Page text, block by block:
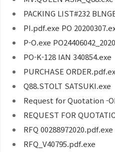
PACKING LIST#232
PI.pdf.exe PO
P-O.exe
PO-K-128 IAN 340854.exe
PURCHASE
Q88.STOLT SATSUKI.exe
Request for Quotation -
REQUEST FOR
RFQ 00288972020.pdf.exe
RFQ_V40795.pdf.exe